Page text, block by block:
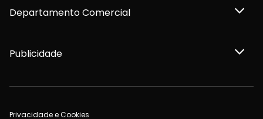
Departamento Comercial
Publicidade
Privacidade e Cookies